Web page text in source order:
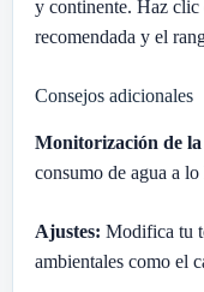
y continente. Haz clic
recomendada y el
Consejos adicionales
Monitorización de
consumo de agua a
Ajustes: Modifica tu
ambientales como el